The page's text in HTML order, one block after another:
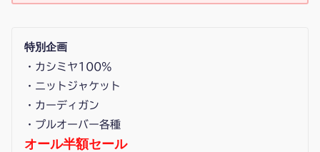
特別企画
・カシミヤ100%
・ニットジャケット
・カーディガン
・プルオーバー各種
オール半額セール